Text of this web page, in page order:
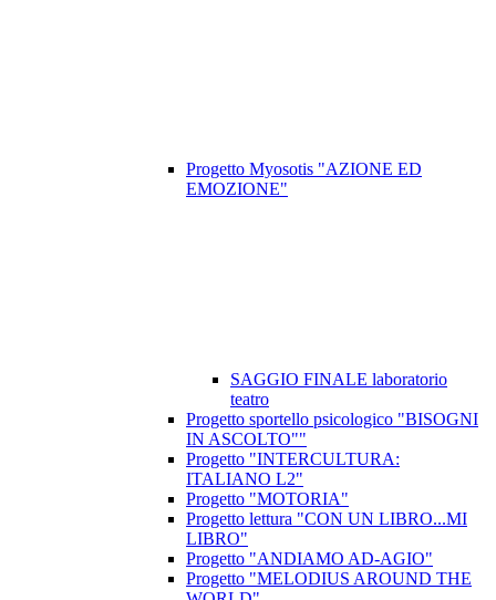
Progetto Myosotis "AZIONE ED
EMOZIONE"
SAGGIO FINALE laboratorio
teatro
Progetto sportello psicologico "BISOGNI
IN ASCOLTO""
Progetto "INTERCULTURA:
ITALIANO L2"
Progetto "MOTORIA"
Progetto lettura "CON UN LIBRO...MI
LIBRO"
Progetto "ANDIAMO AD-AGIO"
Progetto "MELODIUS AROUND THE